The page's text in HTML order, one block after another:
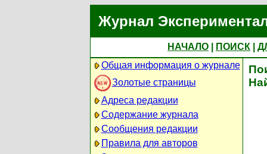
Журнал
НАЧАЛО ПОИСК
Общая информация о журнале
Золотые страницы
Адреса редакции
Содержание журнала
Сообщения редакции
Правила для авторов